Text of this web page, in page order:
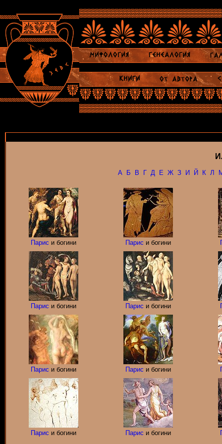
А Б В Г Д Е Ж З И Й К Л
Парис и богини Парис и богини
Парис и богини Парис и богини
Парис и богини Парис и богини
Парис и богини Парис и богини